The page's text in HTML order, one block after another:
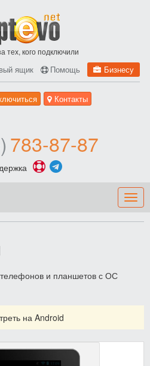
тех, кого подключили
ящик Помощь Бизнесу
Контакты
783-87-87
и планшетов с ОС
на Android